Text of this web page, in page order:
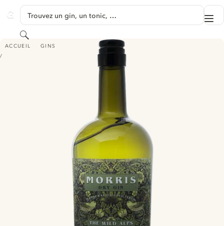
GINVENTORY
Trouvez un gin, un tonic, …
Rechercher
ACCUEIL GINS
MORRIS DRY GIN